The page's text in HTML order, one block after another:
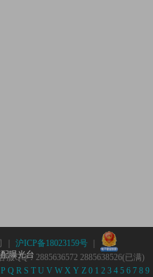
｜ 沪ICP备18023159号｜
曝光台
服QQ：2885636572 2885638526(已满)
P Q R S T U V W X Y Z 0 1 2 3 4 5 6 7 8 9